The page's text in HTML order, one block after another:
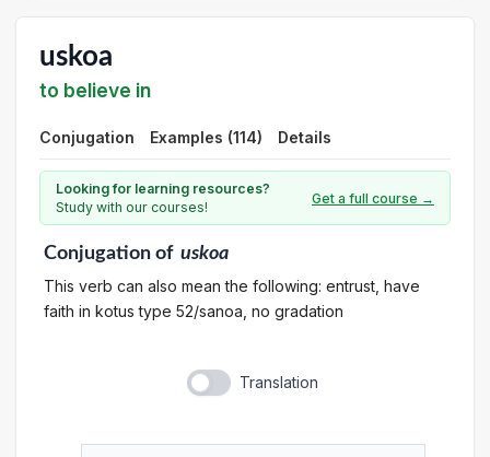
uskoa
to believe in
Conjugation Examples (114) Details
Looking for learning resources?
Study with our courses!
Get a full course →
Conjugationof uskoa
This verb can also mean the following: entrust, have
faith in kotus type 52/sanoa, no gradation
Translation